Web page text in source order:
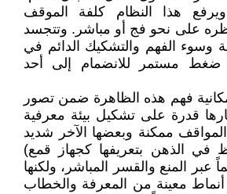
هذا النظام كلفة الموقف
على نحو فج أو مباشر. وتتجسد
وسوء الفهم والتشكيك الدائم في
مع ضغط مستمر للانضمام إلى أحد
فهم هذه الظاهرة ضمن تصور
قدرة على تشكيل بيئة معرفية
ممكنة وبعضها الآخر شديد
في الذهن بتعريفها كجهاز قمع)
عبر المنع والقسر المباشر، ولكنها
أنماط معينة من المعرفة والخطاب